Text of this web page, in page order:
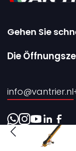
Gehen Sie
Startseite
Verkauf
Über uns
Kontakt
Die
info@vantrier.nl